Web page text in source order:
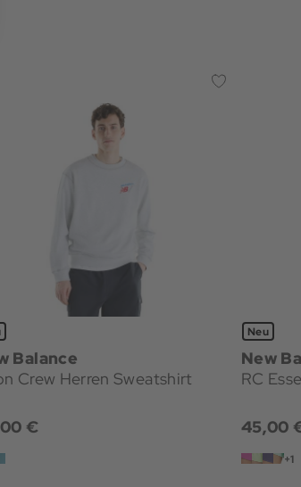
Balance
Crew Herren Sweatshirt
€
Neu
New
RC
45,00
+1